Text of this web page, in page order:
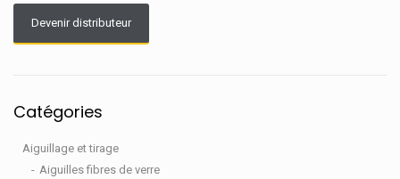
Devenir distributeur
Catégories
Aiguillage et tirage
Aiguilles fibres de verre